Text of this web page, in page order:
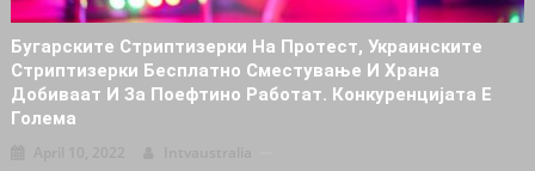
Бугарските Стриптизерки На Протест, Украинските
Стриптизерки Бесплатно Сместување И Храна
Добиваат И За Поефтино Работат. Конкуренцијата Е
Голема